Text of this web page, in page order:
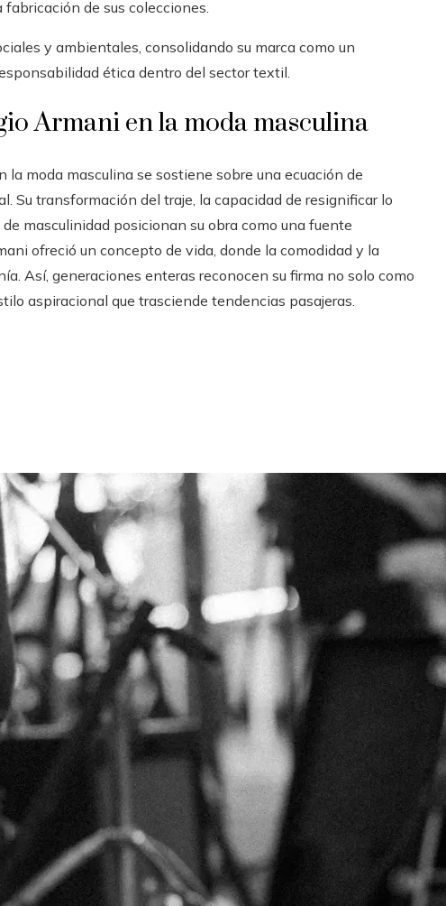
de sus colecciones.
y ambientales, consolidando su marca como un
ética dentro del sector textil.
Armani en la moda masculina
moda masculina se sostiene sobre una ecuación de
Su transformación del traje, la capacidad de resignificar lo
masculinidad posicionan su obra como una fuente
ofreció un concepto de vida, donde la comodidad y la
Así, generaciones enteras reconocen su firma no solo como
aspiracional que trasciende tendencias pasajeras.